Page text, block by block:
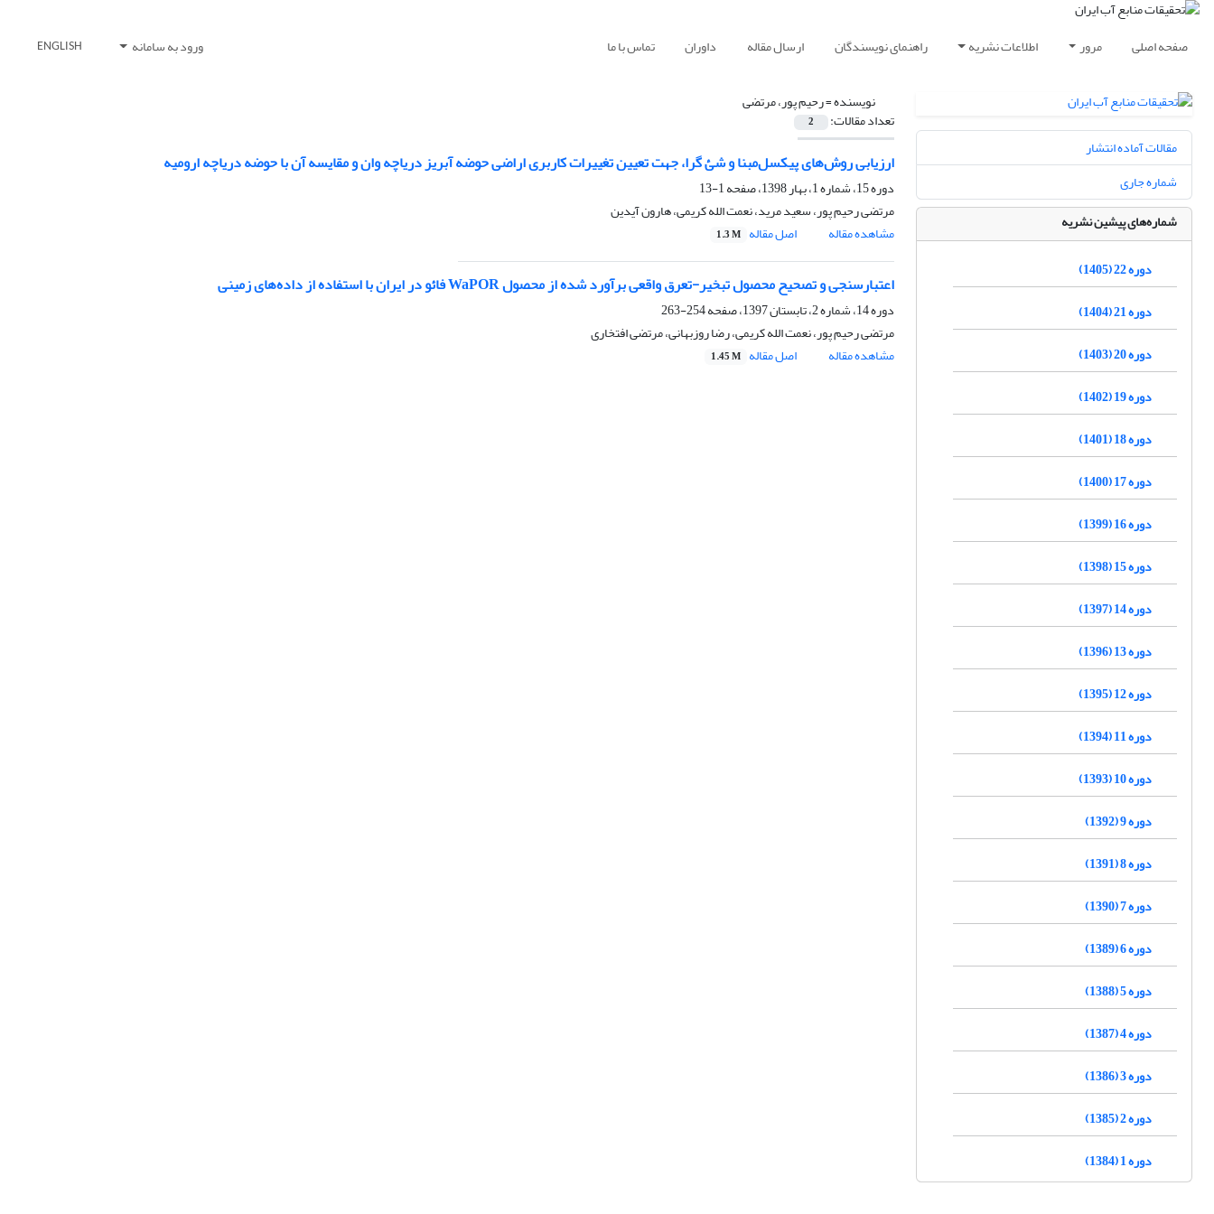
صفحه اصلی مرور اطلاعات نشریه راهنمای نویسندگان ارسال مقاله داوران تماس با ما ورود به سامانه ENGLISH
نویسنده =رحیم پور، مرتضی
تعداد مقالات: 2
ارزیابی روش‌های پیکسل‌مبنا و شئ‏ گرا، جهت تعیین تغییرات کاربری اراضی حوضه آبریز دریاچه وان و مقایسه آن با حوضه دریاچه ارومیه
دوره 15، شماره 1، بهار 1398، صفحه
1-13
مرتضی رحیم پور، سعید مرید، نعمت الله کریمی، هارون آیدین
مشاهده مقاله
اصل مقاله 1.3 M
اعتبارسنجی و تصحیح محصول تبخیر-تعرق واقعی برآورد شده از محصول WaPOR فائو در ایران با استفاده از داده‌های زمینی
دوره 14، شماره 2، تابستان 1397، صفحه
254-263
مرتضی رحیم پور، نعمت الله کریمی، رضا روزبهانی، مرتضی افتخاری
مشاهده مقاله
اصل مقاله 1.45 M
مقالات آماده انتشار
شماره جاری
شماره‌های پیشین نشریه
دوره 22 (1405)
دوره 21 (1404)
دوره 20 (1403)
دوره 19 (1402)
دوره 18 (1401)
دوره 17 (1400)
دوره 16 (1399)
دوره 15 (1398)
دوره 14 (1397)
دوره 13 (1396)
دوره 12 (1395)
دوره 11 (1394)
دوره 10 (1393)
دوره 9 (1392)
دوره 8 (1391)
دوره 7 (1390)
دوره 6 (1389)
دوره 5 (1388)
دوره 4 (1387)
دوره 3 (1386)
دوره 2 (1385)
دوره 1 (1384)